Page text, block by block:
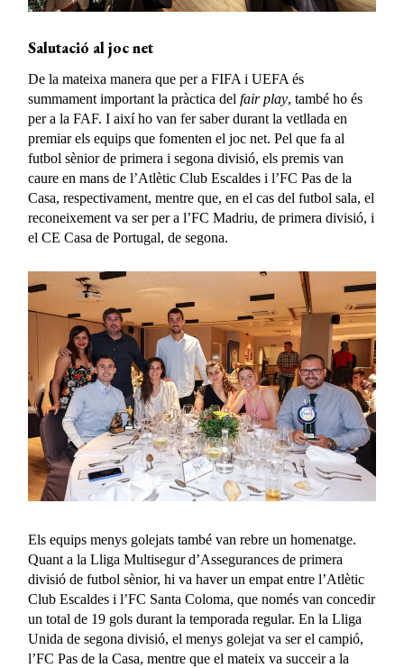
Salutació al joc net
De la mateixa manera que per a FIFA i UEFA és
summament important la pràctica delfair play, també ho és
per a la FAF. I així ho van fer saber durant la vetllada en
premiar els equips que fomenten el joc net. Pel que fa al
futbol sènior de primera i segona divisió, els premis van
caure en mans de l’Atlètic Club Escaldes i l’FC Pas de la
Casa, respectivament, mentre que, en el cas del futbol sala, el
reconeixement va ser per a l’FC Madriu, de primera divisió, i
el CE Casa de Portugal, de segona.
Els equips menys golejats també van rebre un homenatge.
Quant a la Lliga Multisegur d’Assegurances de primera
divisió de futbol sènior, hi va haver un empat entre l’Atlètic
Club Escaldes i l’FC Santa Coloma, que només van concedir
un total de 19 gols durant la temporada regular. En la Lliga
Unida de segona divisió, el menys golejat va ser el campió,
l’FC Pas de la Casa, mentre que el mateix va succeir a la